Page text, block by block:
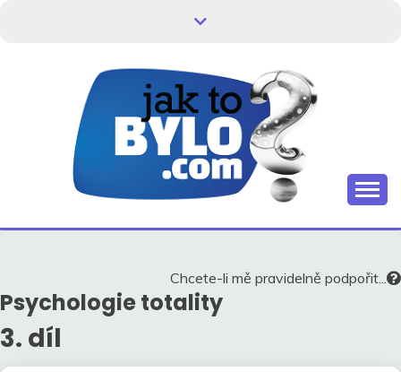
HISTORIE V
SOUVISLOSTECH
Chcete-li mě pravidelně podpořit...
Psychologie totality
3. díl